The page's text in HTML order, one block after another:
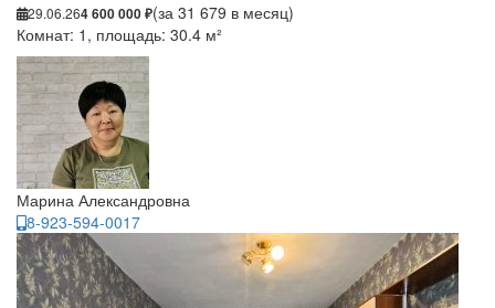
29.06.264 600 000 ₽(за 31 679 в месяц)
Комнат: 1, площадь: 30.4 м²
Марина Александровна
8-923-594-0017